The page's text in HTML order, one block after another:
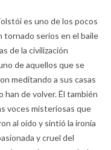
es uno de los pocos
tornado serios en el baile
de la civilización
de aquellos que se
meditando a sus casas
han de volver. Él también
voces misteriosas que
al oído y sintió la ironía
y cruel del